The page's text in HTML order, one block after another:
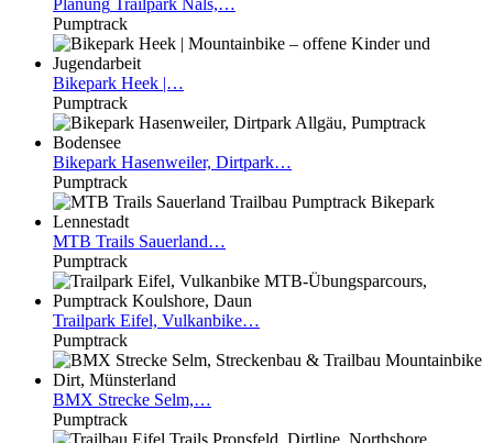
Pumptrack
Bikepark Heek |…
Pumptrack
Bikepark Hasenweiler, Dirtpark…
Pumptrack
MTB Trails Sauerland…
Pumptrack
Trailpark Eifel, Vulkanbike…
Pumptrack
BMX Strecke Selm,…
Pumptrack